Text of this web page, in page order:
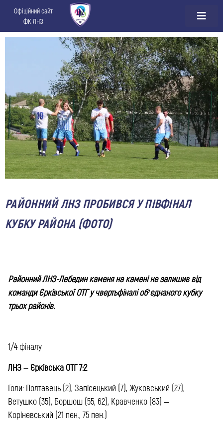
Офіційний сайт
ФК ЛНЗ
РАЙОННИЙ ЛНЗ ПРОБИВСЯ У ПІВФІНАЛ
КУБКУ РАЙОНА (ФОТО)
Районний ЛНЗ-Лебедин каменя на камені не залишив від
команди Єрківської ОТГ у чвертьфіналі об’єднаного кубку
трьох районів.
1/4 фіналу
ЛНЗ – Єрківська ОТГ 7:2
Голи: Полтавець (2), Запісецький (7), Жуковський (27),
Ветушко (35), Боршош (55, 62), Кравченко (83) –
Коріневський (21 пен., 75 пен.)